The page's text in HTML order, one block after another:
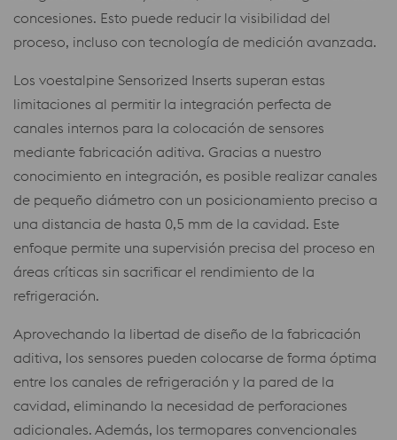
concesiones. Esto puede reducir la visibilidad del
proceso, incluso con tecnología de medición avanzada.
Los voestalpine Sensorized Inserts superan estas
limitaciones al permitir la integración perfecta de
canales internos para la colocación de sensores
mediante fabricación aditiva. Gracias a nuestro
conocimiento en integración, es posible realizar canales
de pequeño diámetro con un posicionamiento preciso a
una distancia de hasta 0,5 mm de la cavidad. Este
enfoque permite una supervisión precisa del proceso en
áreas críticas sin sacrificar el rendimiento de la
refrigeración.
Aprovechando la libertad de diseño de la fabricación
aditiva, los sensores pueden colocarse de forma óptima
entre los canales de refrigeración y la pared de la
cavidad, eliminando la necesidad de perforaciones
adicionales. Además, los termopares convencionales